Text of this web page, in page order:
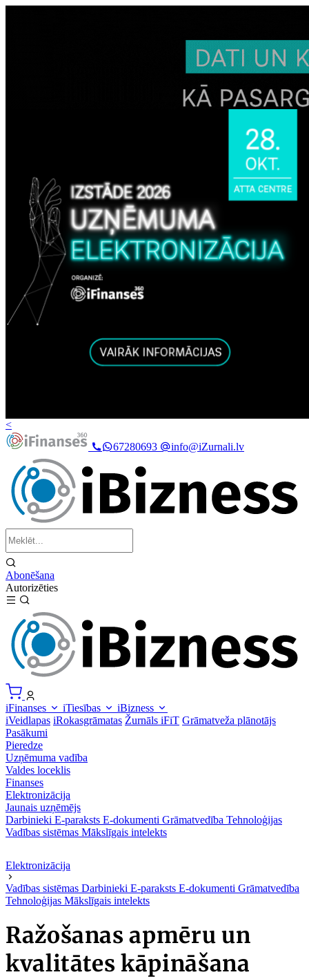
<
67280693
info@iZurnali.lv
Abonēšana
Autorizēties
iFinanses iTiesības
iBizness
iVeidlapas iRokasgrāmatas Žurnāls iFiT Grāmatveža plānotājs
Pasākumi
Pieredze
Uzņēmuma vadība
Valdes loceklis
Finanses
Elektronizācija
Jaunais uzņēmējs
Darbinieki E-paraksts E-dokumenti Grāmatvedība Tehnoloģijas
Vadības sistēmas Mākslīgais intelekts
Elektronizācija
Vadības sistēmas Darbinieki E-paraksts E-dokumenti Grāmatvedība
Tehnoloģijas Mākslīgais intelekts
Ražošanas apmēru un
kvalitātes kāpināšana